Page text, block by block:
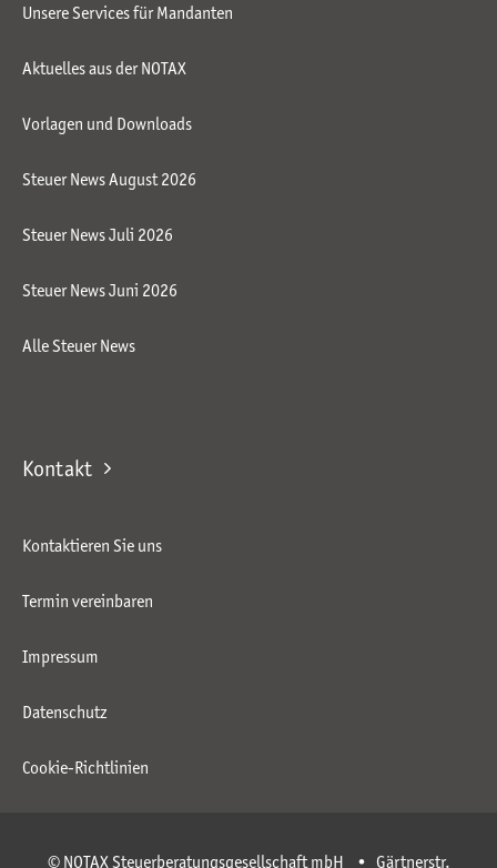
Unsere Services für Mandanten
Aktuelles aus der NOTAX
Vorlagen und Downloads
Steuer News August 2026
Steuer News Juli 2026
Steuer News Juni 2026
Alle Steuer News
Kontakt
Kontaktieren Sie uns
Termin vereinbaren
Impressum
Datenschutz
Cookie-Richtlinien
© NOTAX Steuerberatungsgesellschaft mbH • Gärtnerstr.